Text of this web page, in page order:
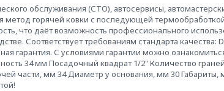
обслуживания (СТО), автосервисы,
метод горячей ковки с последующей
что даёт возможность профессионального
Соответствует требованиям стандарта качества:
гарантия. С условиями гарантии можно
34 мм Посадочный квадрат 1/2" Количество
части, мм 34 Диаметр у основания, мм 30 Габариты,